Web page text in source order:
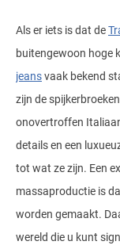
Als er iets is dat de
buitengewoon hoge
jeansvaak bekend
zijn de
onovertroffen
details en een
tot wat ze zijn. Een
massaproductie is
worden gemaakt.
wereld die u kunt